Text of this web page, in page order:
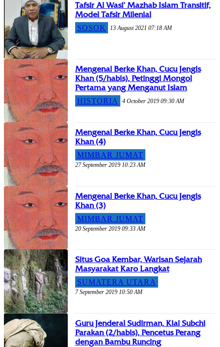
Tafsir Al Wasi’ Mazhab Islam Transitif,
Model Tafsir Milenial
SOSOK 13 August 2021 07:18 AM
Mengenal Berke Khan, Cucu Jengis
Khan (5/habis), Petinggi Mongol
Pertama yang Menganut Islam
HISTORIA 4 October 2019 09:30 AM
Mengenal Berke Khan, Cucu Jengis
Khan (4)
MIMBAR JUMAT
27 September 2019 10:23 AM
Mengenal Berke Khan, Cucu Jengis
Khan (3)
MIMBAR JUMAT
20 September 2019 09:33 AM
Situs Goa Kembar, Warisan Sejarah
Masyarakat Karo Langkat
SUMATERA UTARA
7 September 2019 10:50 AM
Guru Jenderal Sudirman, Kiai Subchi
Parakan (2/habis), Pencetus Perang
dengan Bambu Runcing